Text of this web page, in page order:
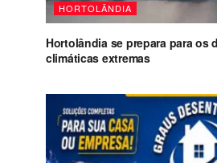
HORTOLÂNDIA
Hortolândia se prepara para os
climáticas extremas